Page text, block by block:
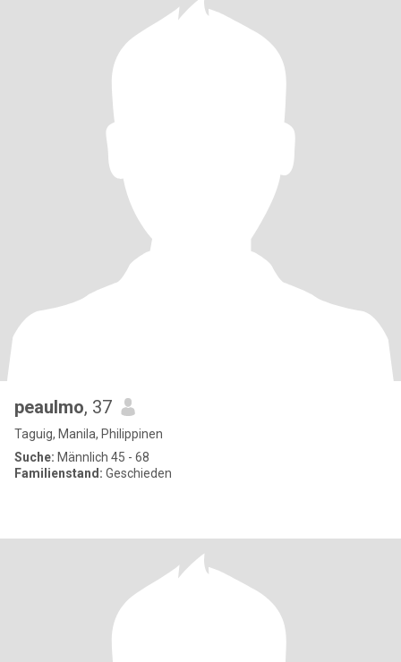
peaulmo, 37
Taguig, Manila, Philippinen
Suche: Männlich 45 - 68
Familienstand: Geschieden